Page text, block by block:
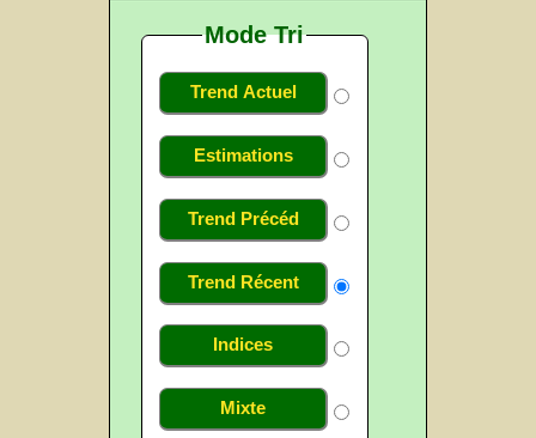
Mode Tri
Trend Actuel
Estimations
Trend Précéd
Trend Récent
Indices
Mixte